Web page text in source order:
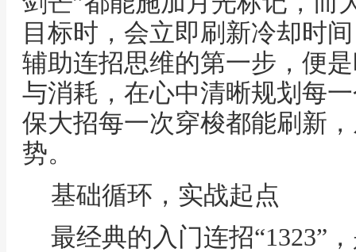
目标时，会立即刷新冷却时
辅助连招思维的第一步，便
与消耗，在心中清晰规划每
保大招每一次穿梭都能刷新
势。
基础循环，实战起点
最经典的入门连招“1323”